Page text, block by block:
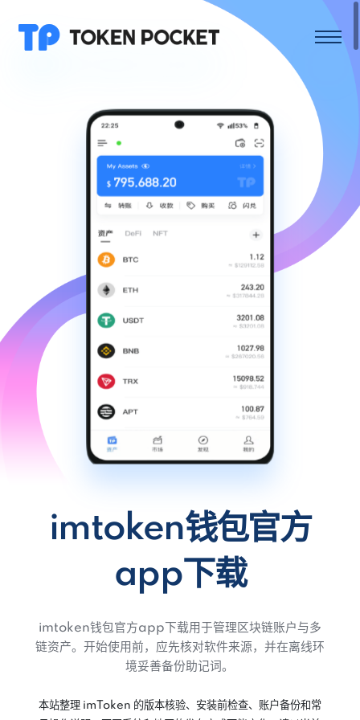
imtoken钱包官方
app下载
imtoken钱包官方app下载用于管理区块链账户与多
链资产。开始使用前，应先核对软件来源，并在离线环
境妥善备份助记词。
本站整理 imToken 的版本核验、安装前检查、账户备份和常